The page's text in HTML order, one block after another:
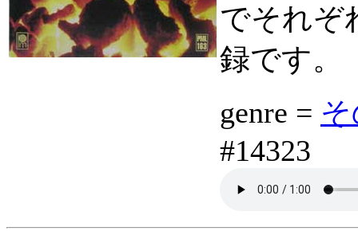
でそれぞ
録です。
genre =
#14323